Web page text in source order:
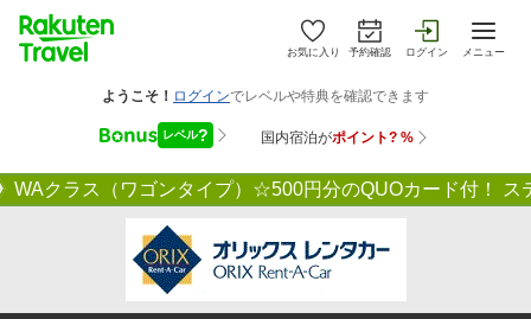
お気に入り 予約確認 ログイン メニュー
WAクラス（ワゴンタイプ）☆500円分のQUOカード付！ ス